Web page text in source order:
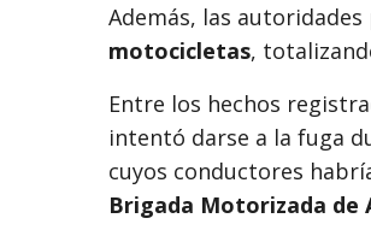
Además, las
motocicletas,
Entre los hechos
intentó darse a la fuga
cuyos conductores
Brigada Motorizada de